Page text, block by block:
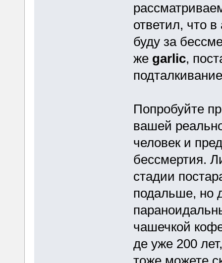
ответил, что
буду за
же garlic,
Попробуйте
вашей
человек и
бессмертия.
стадии
подальше, но
чашечкой
де уже 200